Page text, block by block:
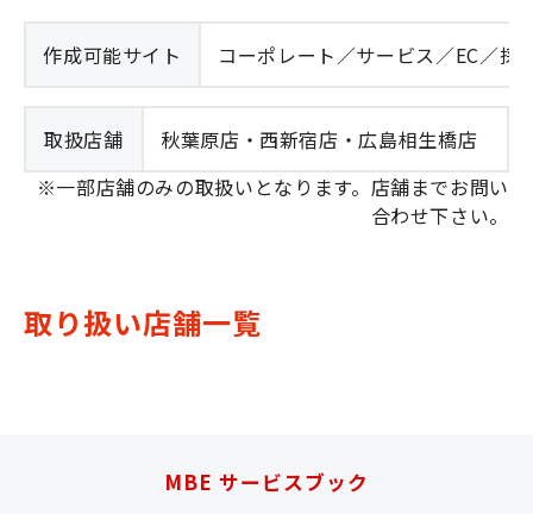
作成可能サイト コーポレート／サービス／EC／
取扱店舗
秋葉原店・西新宿店・広島相生橋店
※一部店舗のみの取扱いとなります。店舗までお問い
合わせ下さい。
取り扱い店舗一覧
MBE サービスブック